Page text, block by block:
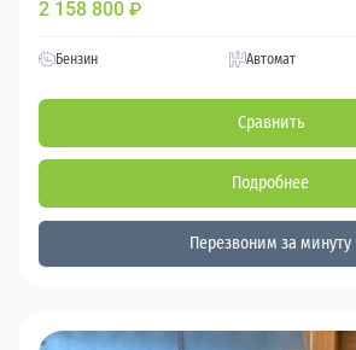
2 158 800 ₽
Бензин Автомат
Сравнить
Подробнее
Перезвоним за минуту